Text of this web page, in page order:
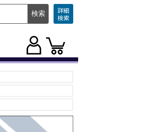
詳細
検索